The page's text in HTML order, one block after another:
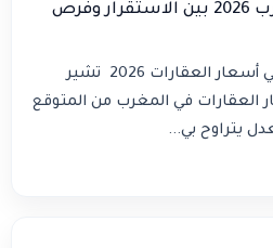
سوق العقارات في المغرب 2026 بين الاستقرار وفرص
1. استمرار النمو المعتدل في أسعار العقارات 2026 تشير
العقارات في المغرب من المتوقع